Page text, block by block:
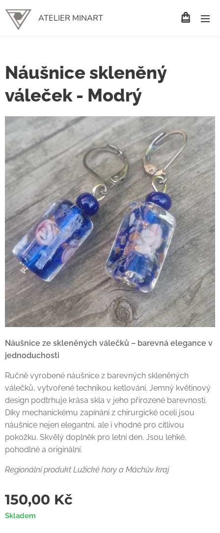
ATELIER MINART
Náušnice skleněný
váleček - Modrý
Náušnice ze skleněných válečků – barevná elegance v
jednoduchosti
Ručně vyrobené náušnice z barevných skleněných
válečků, vytvořené technikou ketlování. Jemný květinový
design podtrhuje krása skla v jeho přirozené barevnosti.
Díky mechanickému zapínání z chirurgické oceli jsou
náušnice nejen elegantní, ale i vhodné pro citlivou
pokožku. Skvělý doplněk pro letní den. Jsou lehké,
pohodlné a originální.
Regionální produkt Lužické hory a Máchův kraj
150,00 Kč
Skladem